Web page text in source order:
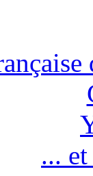
...